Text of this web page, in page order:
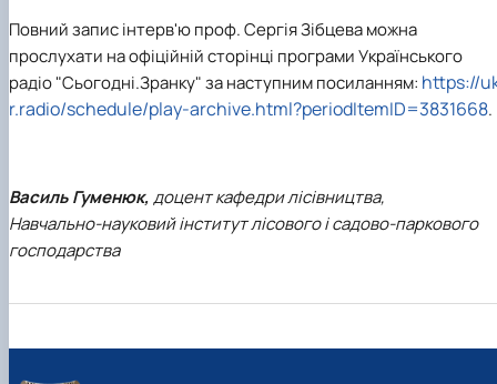
Повний запис інтерв'ю проф. Сергія Зібцева можна
прослухати на офіційній сторінці програми Українського
радіо "Сьогодні.Зранку" за наступним посиланням: https://
r.radio/schedule/play-archive.html?periodItemID=3831668.
Василь Гуменюк,доцент кафедри лісівництва,
Навчально-науковий інститут лісового і садово-паркового
господарства